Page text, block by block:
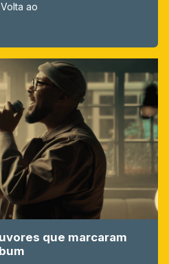
ao
que marcaram